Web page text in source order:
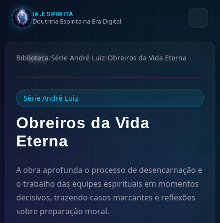
IA.ESPIRITA
Doutrina Espírita na Era Digital
Biblioteca/Série André Luiz/Obreiros da Vida Eterna
#4
Série André Luiz
Obreiros da Vida
Eterna
A obra aprofunda o processo de desencarnação e
o trabalho das equipes espirituais em momentos
decisivos, trazendo casos marcantes e reflexões
sobre preparação moral.